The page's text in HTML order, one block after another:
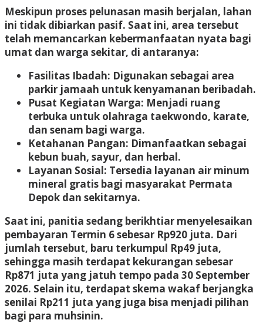
Meskipun proses pelunasan masih berjalan, lahan
ini tidak dibiarkan pasif. Saat ini, area tersebut
telah memancarkan kebermanfaatan nyata bagi
umat dan warga sekitar, di antaranya:
Fasilitas Ibadah: Digunakan sebagai area
parkir jamaah untuk kenyamanan beribadah.
Pusat Kegiatan Warga: Menjadi ruang
terbuka untuk olahraga taekwondo, karate,
dan senam bagi warga.
Ketahanan Pangan: Dimanfaatkan sebagai
kebun buah, sayur, dan herbal.
Layanan Sosial: Tersedia layanan air minum
mineral gratis bagi masyarakat Permata
Depok dan sekitarnya.
Saat ini, panitia sedang berikhtiar menyelesaikan
pembayaran Termin 6 sebesar Rp920 juta. Dari
jumlah tersebut, baru terkumpul Rp49 juta,
sehingga masih terdapat kekurangan sebesar
Rp871 juta yang jatuh tempo pada 30 September
2026. Selain itu, terdapat skema wakaf berjangka
senilai Rp211 juta yang juga bisa menjadi pilihan
bagi para muhsinin.